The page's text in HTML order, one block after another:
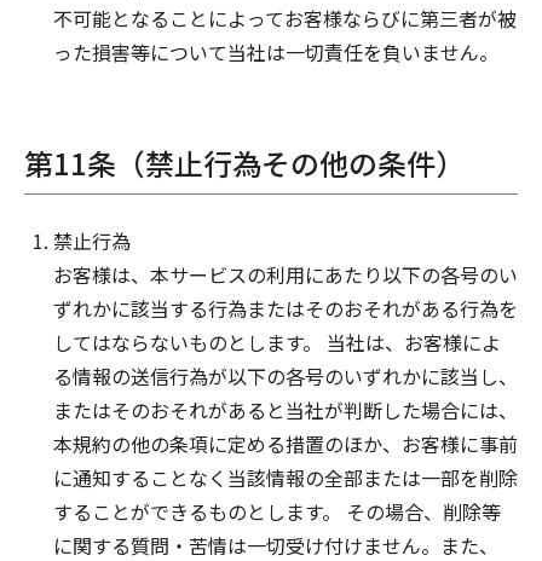
不可能となることによってお客様ならびに第三者が被
った損害等について当社は一切責任を負いません。
第11条（禁止行為その他の条件）
禁止行為
お客様は、本サービスの利用にあたり以下の各号のい
ずれかに該当する行為またはそのおそれがある行為を
してはならないものとします。 当社は、お客様によ
る情報の送信行為が以下の各号のいずれかに該当し、
またはそのおそれがあると当社が判断した場合には、
本規約の他の条項に定める措置のほか、お客様に事前
に通知することなく当該情報の全部または一部を削除
することができるものとします。 その場合、削除等
に関する質問・苦情は一切受け付けません。また、